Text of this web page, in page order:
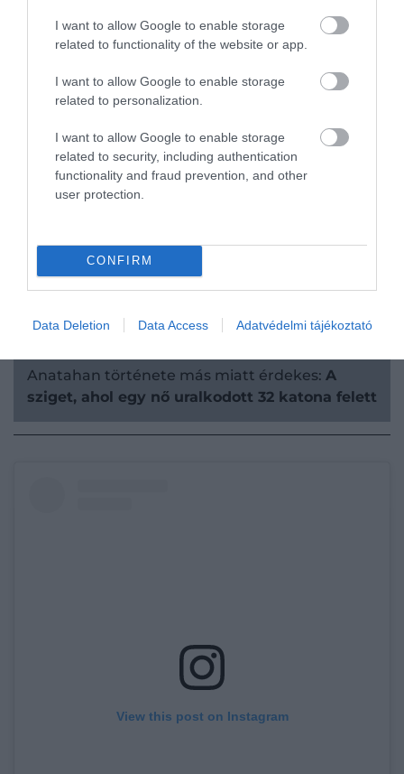
I want to allow Google to enable storage
related to functionality of the website or app.
I want to allow Google to enable storage
related to personalization.
I want to allow Google to enable storage
related to security, including authentication
functionality and fraud prevention, and other
user protection.
CONFIRM
Data Deletion Data Access Adatvédelmi tájékoztató
Az erőfeszítéseiket egy zsűri értékeli, majd miután
kihirdették a győztes csapatot, a tagok ajándékot
mulatsággal zárul. A szigeten egy-egy templom is
helyet kapott, itt ünneplik meg például a Húsvétot.
faluban mellesleg minden megtalálható, ami
szükséges: van szupermarket, egy múzeum, egy
bár, egy internetkávézó és buszok is
közlekednek.
épületben pedig egy könyvtár, egy számítógépes
szoba és egy tudományos szoba is van.
Anatahan története más miatt érdekes: A
sziget, ahol egy nő uralkodott 32 katona felett
View this post on Instagram